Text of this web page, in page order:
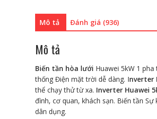
Mô tả Đánh giá (936)
Mô tả
Biến tần hòa lưới Huawei 5kW 1
thống Điện mặt trời dễ dàng. Inverter
thể chạy thử từ xa. Inverter Huawei
đình, cơ quan, khách sạn. Biến tần
dân dụng.